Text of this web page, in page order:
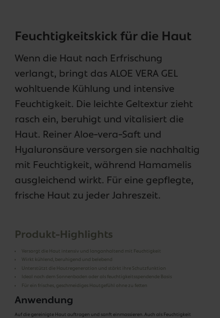
Feuchtigkeitskick für die Haut
Wenn die Haut nach Erfrischung
verlangt, bringt das ALOE VERA GEL
wohltuende Kühlung und intensive
Feuchtigkeit. Die leichte Geltextur zieht
rasch ein, beruhigt und vitalisiert die
Haut. Reiner Aloe-vera-Saft und
Hyaluronsäure versorgen sie nachhaltig
mit Feuchtigkeit, während Hamamelis
ausgleichend wirkt. Für eine gepflegte,
frische Haut zu jeder Jahreszeit.
Produkt-Highlights
Versorgt die Haut intensiv und langanhaltend mit Feuchtigkeit
Wirkt kühlend, beruhigend und belebend
Unterstützt die Hautregeneration und stärkt ihre Schutzfunktion
Ideal nach dem Sonnenbaden oder als feuchtigkeitsspendende Basis
Für ein frisches, geschmeidiges Hautgefühl ohne zu fetten
Anwendung
Auf die gereinigte Haut auftragen und sanft einmassieren. Auch als Feuchtigkeit